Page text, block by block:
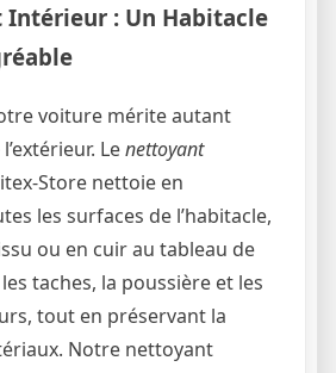
: Un Habitacle
voiture mérite autant
Lenettoyant
Store nettoie en
les surfaces de l’habitacle,
ou en cuir au tableau de
taches, la poussière et les
tout en préservant la
Notre nettoyant